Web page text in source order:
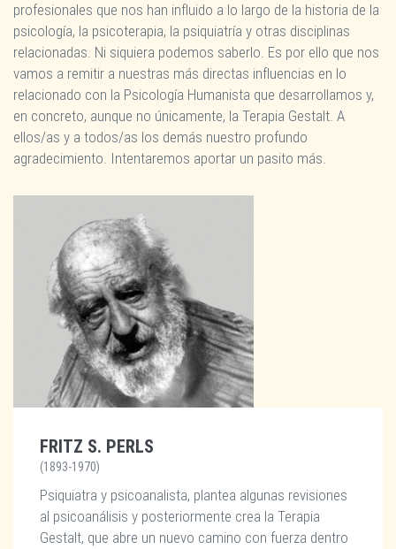
profesionales que nos han influido a lo largo de la historia de la
psicología, la psicoterapia, la psiquiatría y otras disciplinas
relacionadas. Ni siquiera podemos saberlo. Es por ello que nos
vamos a remitir a nuestras más directas influencias en lo
relacionado con la Psicología Humanista que desarrollamos y,
en concreto, aunque no únicamente, la Terapia Gestalt. A
ellos/as y a todos/as los demás nuestro profundo
agradecimiento. Intentaremos aportar un pasito más.
FRITZ S. PERLS
(1893-1970)
Psiquiatra y psicoanalista, plantea algunas revisiones
al psicoanálisis y posteriormente crea la Terapia
Gestalt, que abre un nuevo camino con fuerza dentro